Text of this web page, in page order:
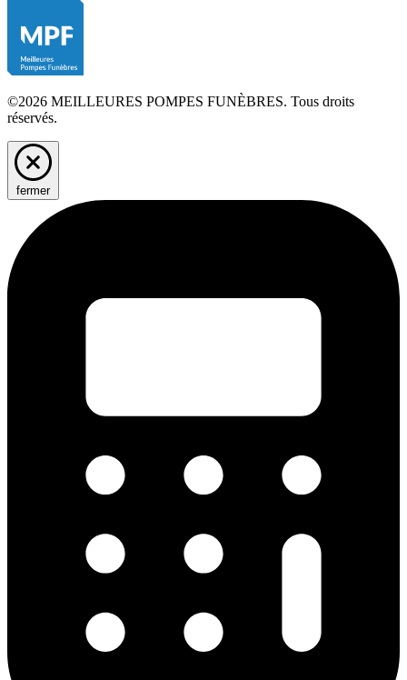
©2026 MEILLEURES POMPES FUNÈBRES. Tous droits
réservés.
fermer